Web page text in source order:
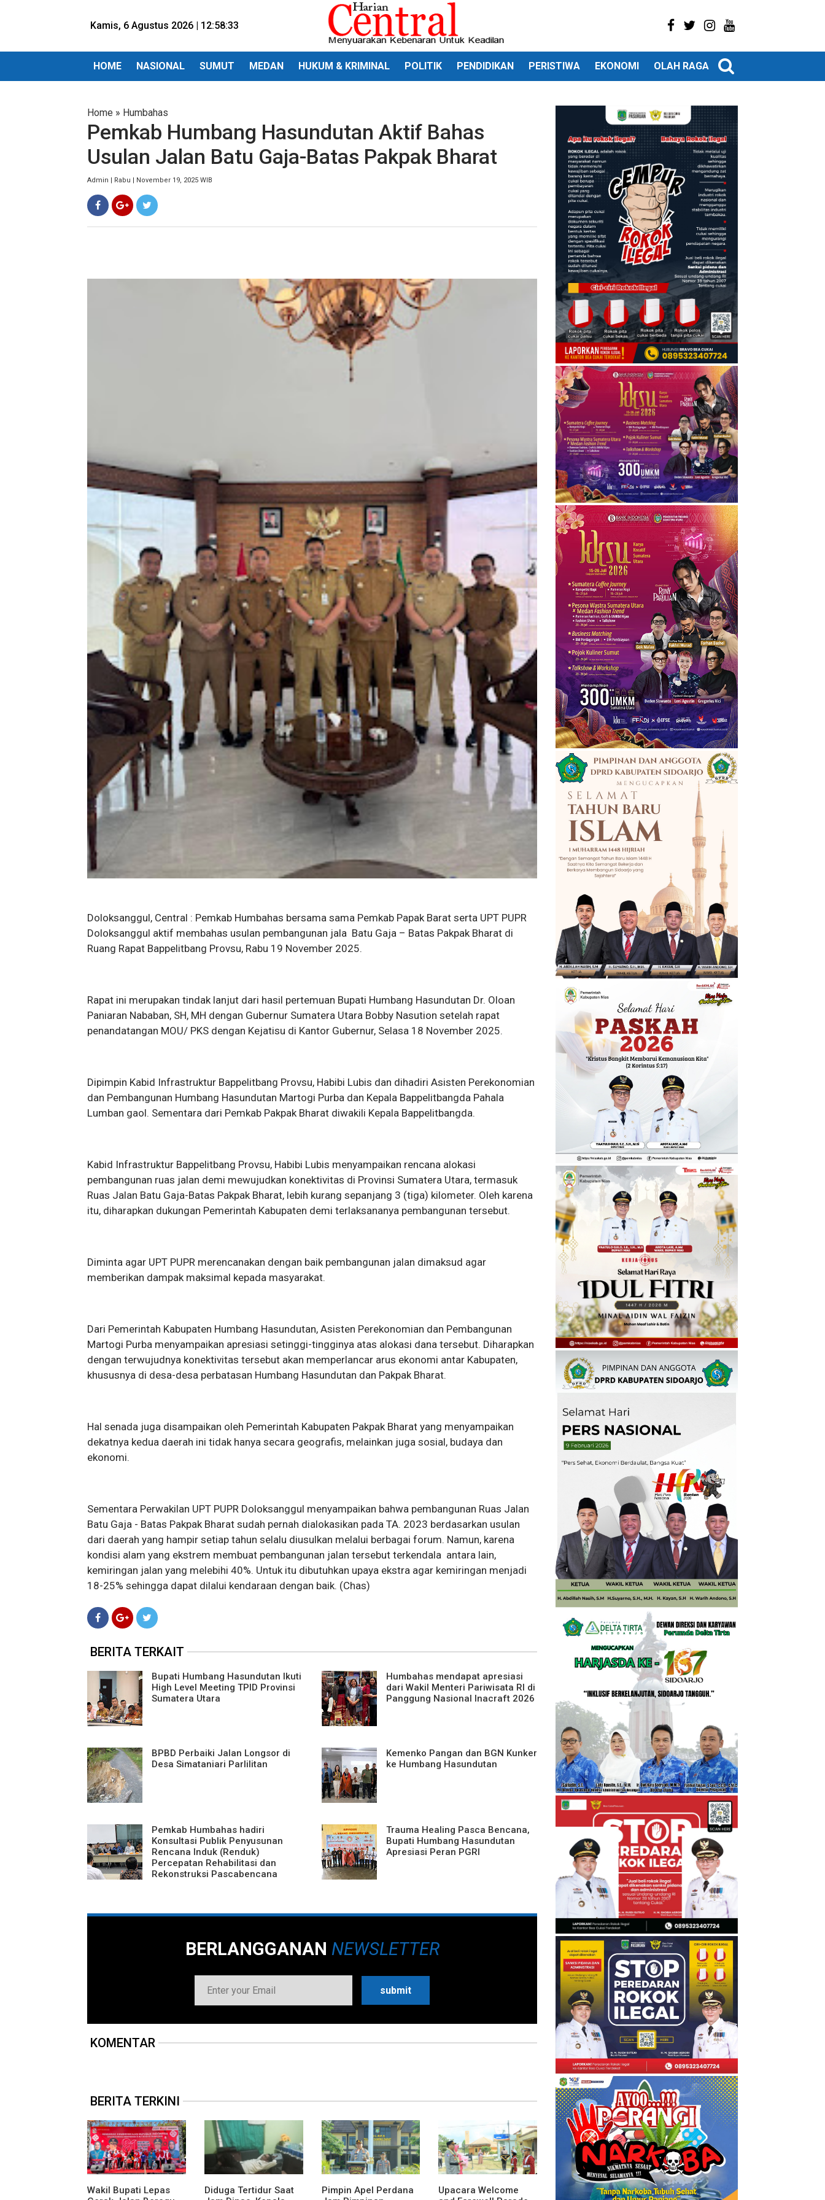
Kamis, 6 Agustus 2026 | 12:58:34
HOME NASIONAL SUMUT MEDAN HUKUM & KRIMINAL POLITIK PENDIDIKAN PERISTIWA EKONOMI OLAH RAGA
Home » Humbahas
Pemkab Humbang Hasundutan Aktif Bahas
Usulan Jalan Batu Gaja-Batas Pakpak Bharat
Admin | Rabu | November 19, 2025 WIB
Doloksanggul, Central : Pemkab Humbahas bersama sama Pemkab Papak Barat serta UPT PUPR
Doloksanggul aktif membahas usulan pembangunan jala Batu Gaja – Batas Pakpak Bharat di
Ruang Rapat Bappelitbang Provsu, Rabu 19 November 2025.
Rapat ini merupakan tindak lanjut dari hasil pertemuan Bupati Humbang Hasundutan Dr. Oloan
Paniaran Nababan, SH, MH dengan Gubernur Sumatera Utara Bobby Nasution setelah rapat
penandatangan MOU/ PKS dengan Kejatisu di Kantor Gubernur, Selasa 18 November 2025.
Dipimpin Kabid Infrastruktur Bappelitbang Provsu, Habibi Lubis dan dihadiri Asisten Perekonomian
dan Pembangunan Humbang Hasundutan Martogi Purba dan Kepala Bappelitbangda Pahala
Lumban gaol. Sementara dari Pemkab Pakpak Bharat diwakili Kepala Bappelitbangda.
Kabid Infrastruktur Bappelitbang Provsu, Habibi Lubis menyampaikan rencana alokasi
pembangunan ruas jalan demi mewujudkan konektivitas di Provinsi Sumatera Utara, termasuk
Ruas Jalan Batu Gaja-Batas Pakpak Bharat, lebih kurang sepanjang 3 (tiga) kilometer. Oleh karena
itu, diharapkan dukungan Pemerintah Kabupaten demi terlaksananya pembangunan tersebut.
Diminta agar UPT PUPR merencanakan dengan baik pembangunan jalan dimaksud agar
memberikan dampak maksimal kepada masyarakat.
Dari Pemerintah Kabupaten Humbang Hasundutan, Asisten Perekonomian dan Pembangunan
Martogi Purba menyampaikan apresiasi setinggi-tingginya atas alokasi dana tersebut. Diharapkan
dengan terwujudnya konektivitas tersebut akan memperlancar arus ekonomi antar Kabupaten,
khususnya di desa-desa perbatasan Humbang Hasundutan dan Pakpak Bharat.
Hal senada juga disampaikan oleh Pemerintah Kabupaten Pakpak Bharat yang menyampaikan
dekatnya kedua daerah ini tidak hanya secara geografis, melainkan juga sosial, budaya dan
ekonomi.
Sementara Perwakilan UPT PUPR Doloksanggul menyampaikan bahwa pembangunan Ruas Jalan
Batu Gaja - Batas Pakpak Bharat sudah pernah dialokasikan pada TA. 2023 berdasarkan usulan
dari daerah yang hampir setiap tahun selalu diusulkan melalui berbagai forum. Namun, karena
kondisi alam yang ekstrem membuat pembangunan jalan tersebut terkendala antara lain,
kemiringan jalan yang melebihi 40%. Untuk itu dibutuhkan upaya ekstra agar kemiringan menjadi
18-25% sehingga dapat dilalui kendaraan dengan baik. (Chas)
BERITA TERKAIT
Bupati Humbang Hasundutan Ikuti
High Level Meeting TPID Provinsi
Sumatera Utara
Humbahas mendapat apresiasi
dari Wakil Menteri Pariwisata RI di
Panggung Nasional Inacraft 2026
BPBD Perbaiki Jalan Longsor di
Desa Simataniari Parlilitan
Kemenko Pangan dan BGN Kunker
ke Humbang Hasundutan
Pemkab Humbahas hadiri
Konsultasi Publik Penyusunan
Rencana Induk (Renduk)
Percepatan Rehabilitasi dan
Rekonstruksi Pascabencana
Trauma Healing Pasca Bencana,
Bupati Humbang Hasundutan
Apresiasi Peran PGRI
BERLANGGANAN NEWSLETTER
KOMENTAR
BERITA TERKINI
Wakil Bupati Lepas
Diduga Tertidur Saat
Pimpin Apel Perdana
Upacara Welcome